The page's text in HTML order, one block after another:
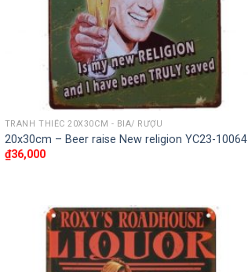
TRANH THIẾC 20X30CM - BIA/ RƯỢU
20x30cm – Beer raise New religion YC23-10064
₫36,000